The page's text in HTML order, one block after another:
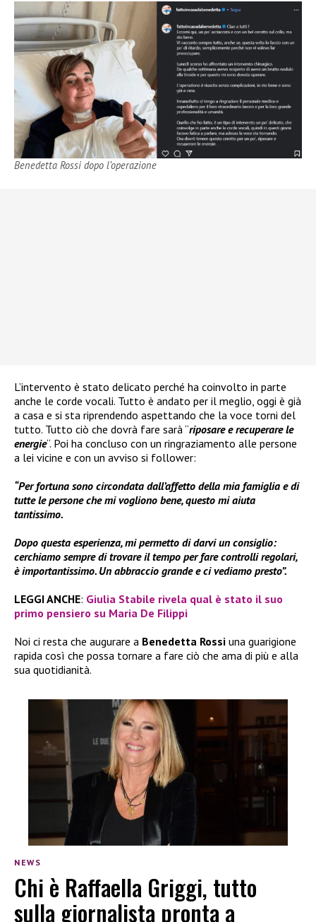
Benedetta Rossi dopo l’operazione
L’intervento è stato delicato perché ha coinvolto in parte
anche le corde vocali. Tutto è andato per il meglio, oggi è già
a casa e si sta riprendendo aspettando che la voce torni del
tutto. Tutto ciò che dovrà fare sarà “riposare e recuperare le
energie“. Poi ha concluso con un ringraziamento alle persone
a lei vicine e con un avviso si follower:
“Per fortuna sono circondata dall’affetto della mia famiglia e di
tutte le persone che mi vogliono bene, questo mi aiuta
tantissimo.
Dopo questa esperienza, mi permetto di darvi un consiglio:
cerchiamo sempre di trovare il tempo per fare controlli regolari,
è importantissimo. Un abbraccio grande e ci vediamo presto”.
LEGGI ANCHE: Giulia Stabile rivela qual è stato il suo
primo pensiero su Maria De Filippi
Noi ci resta che augurare a Benedetta Rossi una guarigione
rapida così che possa tornare a fare ciò che ama di più e alla
sua quotidianità.
NEWS
Chi è Raffaella Griggi, tutto
sulla giornalista pronta a